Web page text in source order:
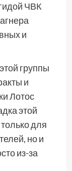
ЧВК
и
группы
и
Лотос
этой
для
но и
из-за